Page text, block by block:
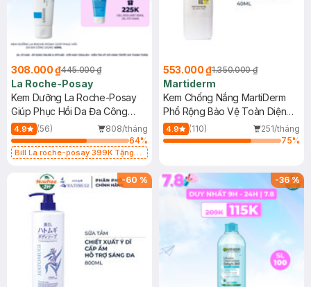
308.000 ₫445.000 ₫
La Roche-Posay
Kem Dưỡng La Roche-Posay
Giúp Phục Hồi Da Đa Công
Dụng 40ml
4.9 (56)
808/tháng
64%
Bill La roche-posay 399K Tặng
(SL có hạn)
553.000 ₫1.350.000 ₫
Martiderm
Kem Chống Nắng MartiDerm
Phổ Rộng Bảo Vệ Toàn Diện
40ml
4.9 (110)
251/tháng
75%
-60 % -36%